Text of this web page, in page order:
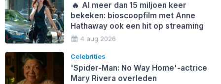
🔥 Al meer dan 15 miljoen keer
bekeken: bioscoopfilm met Anne
Hathaway ook een hit op streaming
4 aug 2026
Celebrities
'Spider-Man: No Way Home'-actrice
Mary Rivera overleden